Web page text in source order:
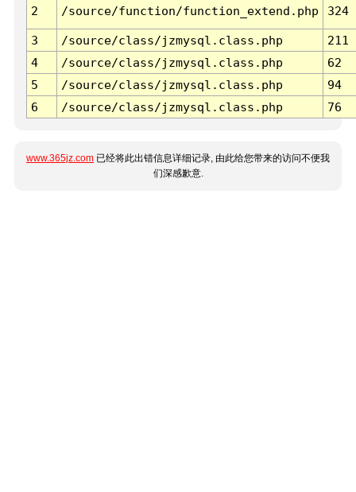
2 /source/function/function_extend.php 324
3 /source/class/jzmysql.class.php
211
4
/source/class/jzmysql.class.php
62
5
/source/class/jzmysql.class.php
94
6
/source/class/jzmysql.class.php 76
www.365jz.com 已经将此出错信息详细记录, 由此给您带来的访问不便我
们深感歉意.